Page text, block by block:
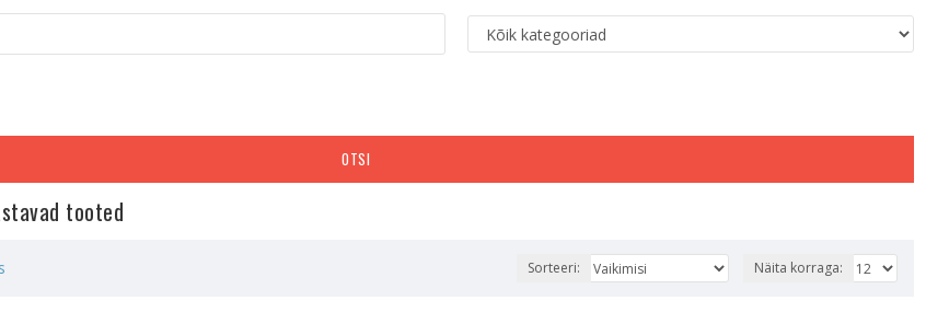
OTSI
tooted
Sorteeri: Näita korraga: